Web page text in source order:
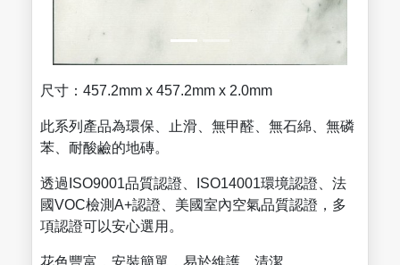
尺寸：457.2mm x 457.2mm x 2.0mm
此系列產品為環保、止滑、無甲醛、無石綿、無磷
苯、耐酸鹼的地磚。
透過ISO9001品質認證、ISO14001環境認證、法
國VOC檢測A+認證、美國室內空氣品質認證，多
項認證可以安心選用。
花色豐富，安裝簡單，易於維護、清潔